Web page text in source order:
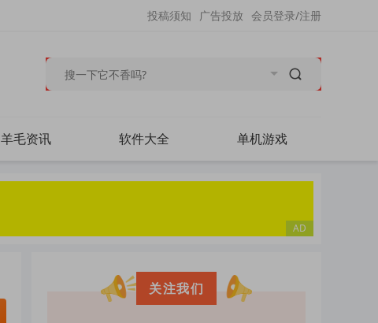
会员登录/注册
广告投放
投稿须知
羊毛资讯 软件大全 单机游戏
关注我们